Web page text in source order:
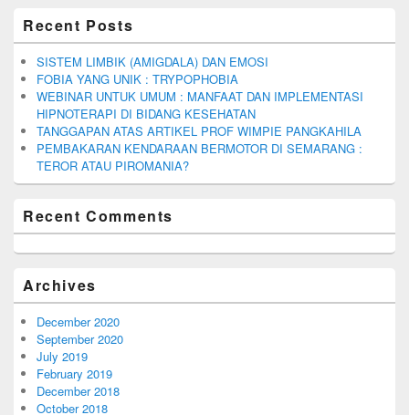
Recent Posts
SISTEM LIMBIK (AMIGDALA) DAN EMOSI
FOBIA YANG UNIK : TRYPOPHOBIA
WEBINAR UNTUK UMUM : MANFAAT DAN IMPLEMENTASI
HIPNOTERAPI DI BIDANG KESEHATAN
TANGGAPAN ATAS ARTIKEL PROF WIMPIE PANGKAHILA
PEMBAKARAN KENDARAAN BERMOTOR DI SEMARANG :
TEROR ATAU PIROMANIA?
Recent Comments
Archives
December 2020
September 2020
July 2019
February 2019
December 2018
October 2018